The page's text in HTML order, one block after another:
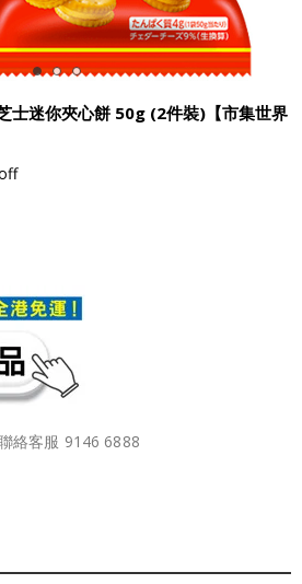
士迷你夾心餅 50g (2件裝)【市集世界
絡客服 9146 6888